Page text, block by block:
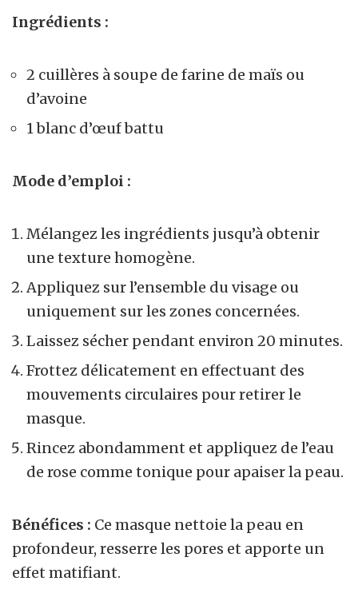
Ingrédients :
2 cuillères à soupe de farine de maïs ou
d’avoine
1 blanc d’œuf battu
Mode d’emploi :
Mélangez les ingrédients jusqu’à obtenir
une texture homogène.
Appliquez sur l’ensemble du visage ou
uniquement sur les zones concernées.
Laissez sécher pendant environ 20 minutes.
Frottez délicatement en effectuant des
mouvements circulaires pour retirer le
masque.
Rincez abondamment et appliquez de l’eau
de rose comme tonique pour apaiser la peau.
Bénéfices : Ce masque nettoie la peau en
profondeur, resserre les pores et apporte un
effet matifiant.